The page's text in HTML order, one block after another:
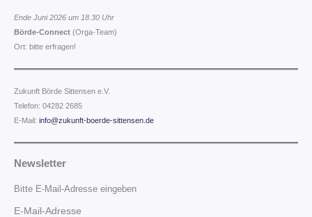
Ende Juni 2026 um 18.30 Uhr
Börde-Connect(Orga-Team)
Ort: bitte erfragen!
Zukunft Börde Sittensen e.V.
Telefon: 04282 2685
E-Mail: info@zukunft-boerde-sittensen.de
Newsletter
Bitte E-Mail-Adresse eingeben
E-Mail-Adresse